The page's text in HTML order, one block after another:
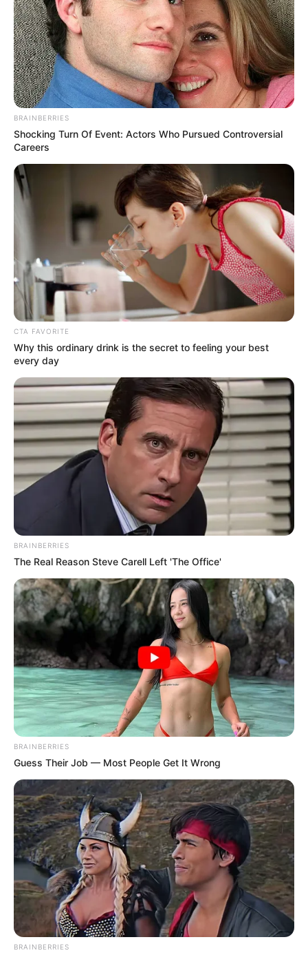
BRAINBERRIES
Shocking Turn Of Event: Actors Who Pursued Controversial
Careers
CTA FAVORITE
Why this ordinary drink is the secret to feeling your best
every day
BRAINBERRIES
The Real Reason Steve Carell Left 'The Office'
BRAINBERRIES
Guess Their Job — Most People Get It Wrong
BRAINBERRIES